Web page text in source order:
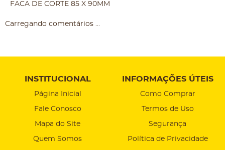
FACA DE CORTE 85 X 90MM
Carregando comentários ...
INSTITUCIONAL
Página Inicial
Fale Conosco
Mapa do Site
Quem Somos
INFORMAÇÕES ÚTEIS
Como Comprar
Termos de Uso
Segurança
Política de Privacidade